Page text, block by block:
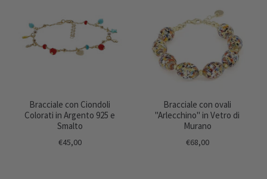
Bracciale con Ciondoli
Colorati in Argento 925 e
Smalto
€45,00
Bracciale con ovali
"Arlecchino" in Vetro di
Murano
€68,00